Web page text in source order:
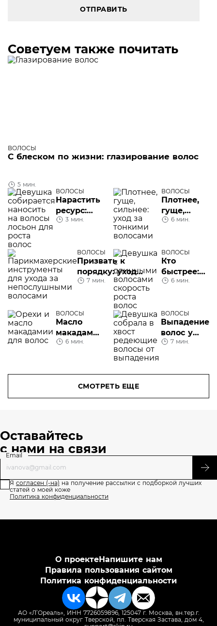
ОТПРАВИТЬ
Советуем также почитать
ВОЛОСЫ
С блеском по жизни: глазирование волос
5 мин.
ВОЛОСЫ
Нарастить
ресурс:
лосьон для
3 мин.
ВОЛОСЫ
Плотнее,
гуще,
сильнее:
волосами
6 мин.
ВОЛОСЫ
Призвать к
порядку: уход
за
непослушными
волосами
7 мин.
ВОЛОСЫ
Кто
быстрее:
скорость
6 мин.
ВОЛОСЫ
Масло
макадамии
для волос:
6 мин.
ВОЛОСЫ
Выпадение
волос у
женщин
7 мин.
СМОТРЕТЬ ЕЩЕ
Оставайтесь
с нами на связи
Email
Я согласен (-на) на получение рассылки с подборкой лучших
статей о моей коже
Политика конфиденциальности
О проектеНапишите нам
Правила пользования сайтом
Политика конфиденциальности
АО «Л’Ореаль», ИНН 7726059896, 125047 г. Москва, вн.тер.г.
муниципальный округ Тверской, пл. Тверская Застава, дом 4,